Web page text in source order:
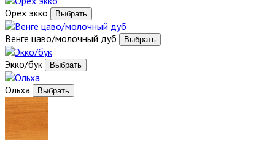
Орех экко
Венге цаво/молочный дуб
Экко/бук
Ольха